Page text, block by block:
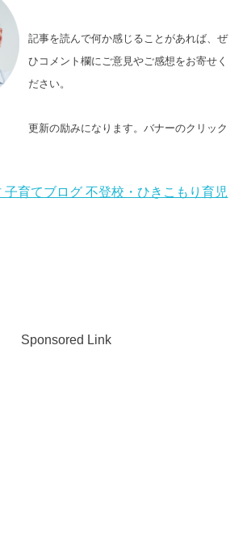
記事を読んで何か感じることがあれば、ぜ
ひコメント欄にご意見やご感想をお寄せく
ださい。
更新の励みになります。バナーのクリック
Sponsored Link